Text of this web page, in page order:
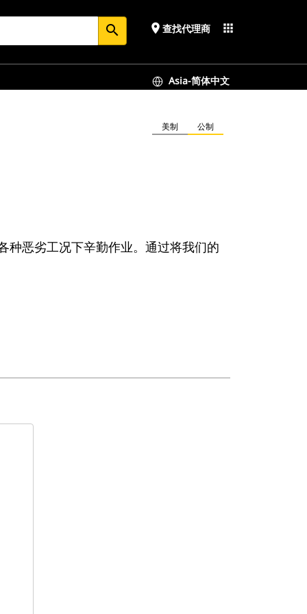
search place 查找代理商 apps
Asia-简体中文
美制 公制
种恶劣工况下辛勤作业。通过将我们的